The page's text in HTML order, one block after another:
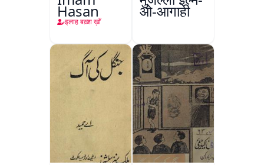
Hasan
इलाह बख़्श ख़ाँ
ओ-आगाही